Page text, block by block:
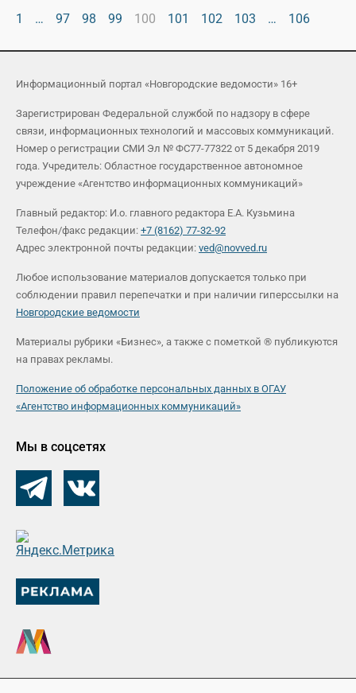
1 … 97 98 99 100 101 102 103 … 106
Информационный портал «Новгородские ведомости» 16+
Зарегистрирован Федеральной службой по надзору в сфере
связи, информационных технологий и массовых коммуникаций.
Номер о регистрации СМИ Эл № ФС77-77322 от 5 декабря 2019
года. Учредитель: Областное государственное автономное
учреждение «Агентство информационных коммуникаций»
Главный редактор: И.о. главного редактора Е.А. Кузьмина
Телефон/факс редакции: +7 (8162) 77-32-92
Адрес электронной почты редакции: ved@novved.ru
Любое использование материалов допускается только при
соблюдении правил перепечатки и при наличии гиперссылки на
Новгородские ведомости
Материалы рубрики «Бизнес», а также с пометкой ® публикуются
на правах рекламы.
Положение об обработке персональных данных в ОГАУ
«Агентство информационных коммуникаций»
Мы в соцсетях